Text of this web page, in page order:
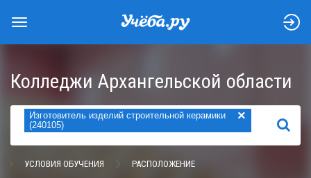
Колледжи Архангельской области
Изготовитель изделий строительной керамики
(240105)
×
НАЙТИ
УСЛОВИЯ ОБУЧЕНИЯ РАСПОЛОЖЕНИЕ